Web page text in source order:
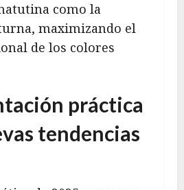
como la
maximizando el
de los colores
práctica
tendencias